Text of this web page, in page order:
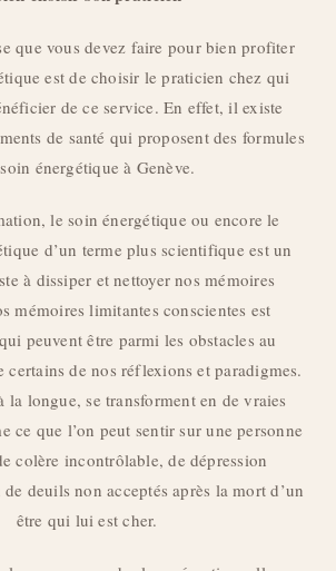
que vous devez faire pour bien profiter
est de choisir le praticien chez qui
de ce service. En effet, il existe
de santé qui proposent des formules
énergétique à Genève.
le soin énergétique ou encore le
d’un terme plus scientifique est un
à dissiper et nettoyer nos mémoires
mémoires limitantes conscientes est
peuvent être parmi les obstacles au
certains de nos réflexions et paradigmes.
la longue, se transforment en de vraies
ce que l’on peut sentir sur une personne
colère incontrôlable, de dépression
deuils non acceptés après la mort d’un
être qui lui est cher.